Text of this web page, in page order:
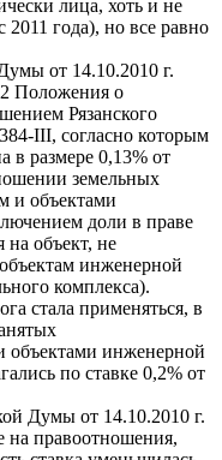
лица, хоть и не
года), но все равно
от 14.10.2010 г.
Положения о
Рязанского
III, согласно которым
в размере 0,13% от
земельных
и объектами
доли в праве
на объект, не
инженерной
комплекса).
стала применяться, в
инженерной
по ставке 0,2% от
Думы от 14.10.2010 г.
на правоотношения,